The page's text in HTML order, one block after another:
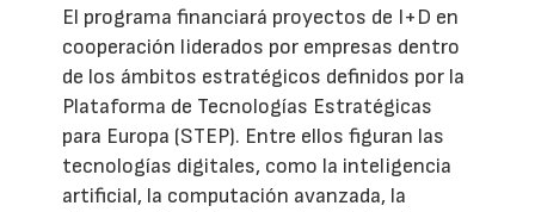
El programa financiará proyectos de I+D en
cooperación liderados por empresas dentro
de los ámbitos estratégicos definidos por la
Plataforma de Tecnologías Estratégicas
para Europa (STEP). Entre ellos figuran las
tecnologías digitales, como la inteligencia
artificial, la computación avanzada, la